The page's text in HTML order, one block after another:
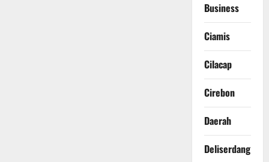
Business
Ciamis
Cilacap
Cirebon
Daerah
Deliserdang